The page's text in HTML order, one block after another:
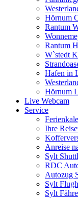
Hörnum
Rantum
Rantum
W`stedt
Hafen in
Hörnum
Live Webcam
Service
Ihre
Anreise
Sylt
RDC
Autozug
Sylt
Sylt